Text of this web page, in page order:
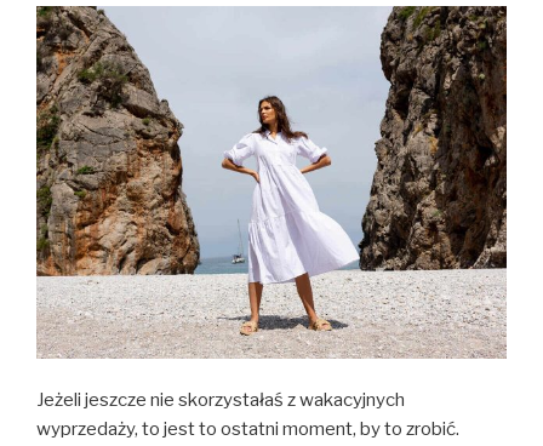
Jeżeli jeszcze nie skorzystałaś z wakacyjnych
wyprzedaży, to jest to ostatni moment, by to zrobić.